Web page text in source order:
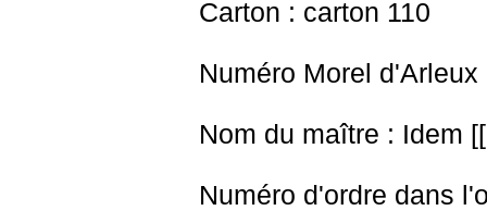
Carton : carton 110
Numéro Morel d'Arleux
Nom du maître : Idem
Numéro d'ordre dans